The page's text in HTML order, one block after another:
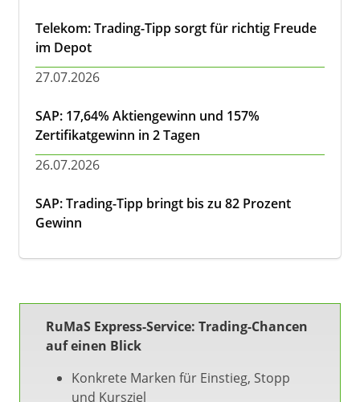
Telekom: Trading-Tipp sorgt für richtig Freude
im Depot
27.07.2026
SAP: 17,64% Aktiengewinn und 157%
Zertifikatgewinn in 2 Tagen
26.07.2026
SAP: Trading-Tipp bringt bis zu 82 Prozent
Gewinn
RuMaS Express-Service: Trading-Chancen
auf einen Blick
Konkrete Marken für Einstieg, Stopp
und Kursziel